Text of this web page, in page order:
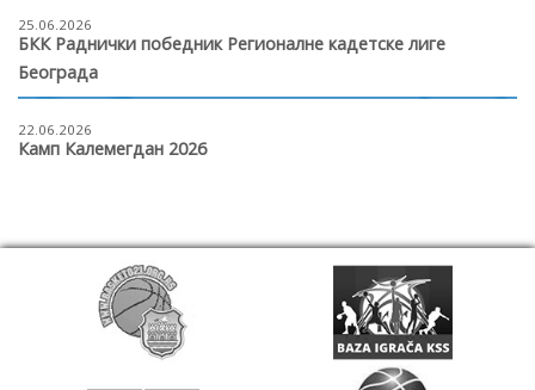
25.06.2026
БКК Раднички победник Регионалне кадетске лиге
Београда
22.06.2026
Камп Калемегдан 2026